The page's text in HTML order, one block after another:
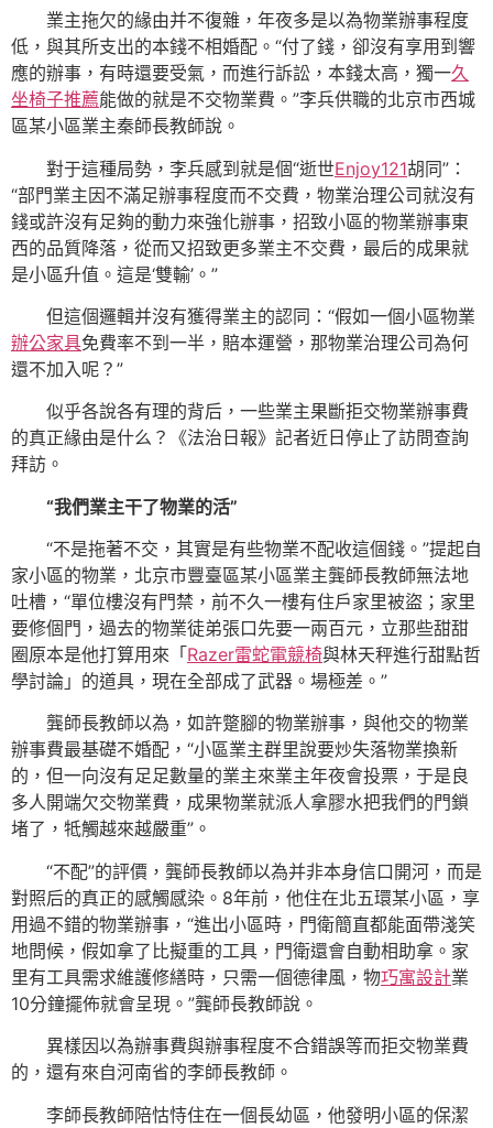
業主拖欠的緣由并不復雜，年夜多是以為物業辦事程度
低，與其所支出的本錢不相婚配。“付了錢，卻沒有享用到響
應的辦事，有時還要受氣，而進行訴訟，本錢太高，獨一久
坐椅子推薦能做的就是不交物業費。”李兵供職的北京市西城
區某小區業主秦師長教師說。
對于這種局勢，李兵感到就是個“逝世Enjoy121胡同”：
“部門業主因不滿足辦事程度而不交費，物業治理公司就沒有
錢或許沒有足夠的動力來強化辦事，招致小區的物業辦事東
西的品質降落，從而又招致更多業主不交費，最后的成果就
是小區升值。這是‘雙輸’。”
但這個邏輯并沒有獲得業主的認同：“假如一個小區物業
辦公家具免費率不到一半，賠本運營，那物業治理公司為何
還不加入呢？”
似乎各說各有理的背后，一些業主果斷拒交物業辦事費
的真正緣由是什么？《法治日報》記者近日停止了訪問查詢
拜訪。
“我們業主干了物業的活”
“不是拖著不交，其實是有些物業不配收這個錢。”提起自
家小區的物業，北京市豐臺區某小區業主龔師長教師無法地
吐槽，“單位樓沒有門禁，前不久一樓有住戶家里被盜；家里
要修個門，過去的物業徒弟張口先要一兩百元，立那些甜甜
圈原本是他打算用來「 Razer雷蛇電競椅與林天秤進行甜點哲
學討論」的道具，現在全部成了武器。場極差。”
龔師長教師以為，如許蹩腳的物業辦事，與他交的物業
辦事費最基礎不婚配，“小區業主群里說要炒失落物業換新
的，但一向沒有足足數量的業主來業主年夜會投票，于是良
多人開端欠交物業費，成果物業就派人拿膠水把我們的門鎖
堵了，牴觸越來越嚴重”。
“不配”的評價，龔師長教師以為并非本身信口開河，而是
對照后的真正的感觸感染。8年前，他住在北五環某小區，享
用過不錯的物業辦事，“進出小區時，門衛簡直都能面帶淺笑
地問候，假如拿了比擬重的工具，門衛還會自動相助拿。家
里有工具需求維護修繕時，只需一個德律風，物巧寓設計業
10分鐘擺佈就會呈現。”龔師長教師說。
異樣因以為辦事費與辦事程度不合錯誤等而拒交物業費
的，還有來自河南省的李師長教師。
李師長教師陪怙恃住在一個長幼區，他發明小區的保潔